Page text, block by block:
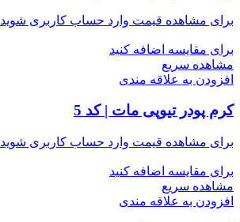
برای مشاهده قیمت وارد حساب کاربری شوید
برای مقایسه اضافه کنید
مشاهده سریع
افزودن به علاقه مندی
کرم پودر تیوپی مات | کد 5
برای مشاهده قیمت وارد حساب کاربری شوید
برای مقایسه اضافه کنید
مشاهده سریع
افزودن به علاقه مندی